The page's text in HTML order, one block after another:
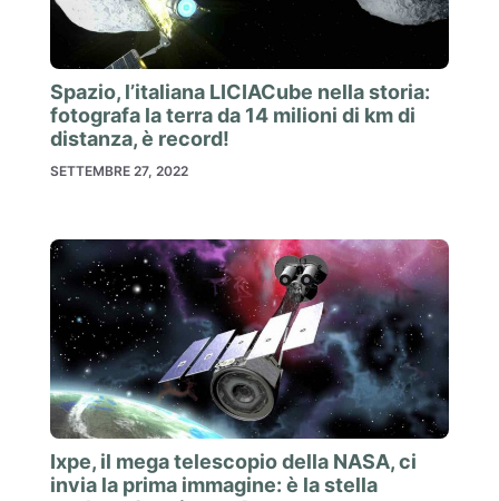
Spazio, l’italiana LICIACube nella storia:
fotografa la terra da 14 milioni di km di
distanza, è record!
SETTEMBRE 27, 2022
Ixpe, il mega telescopio della NASA, ci
invia la prima immagine: è la stella